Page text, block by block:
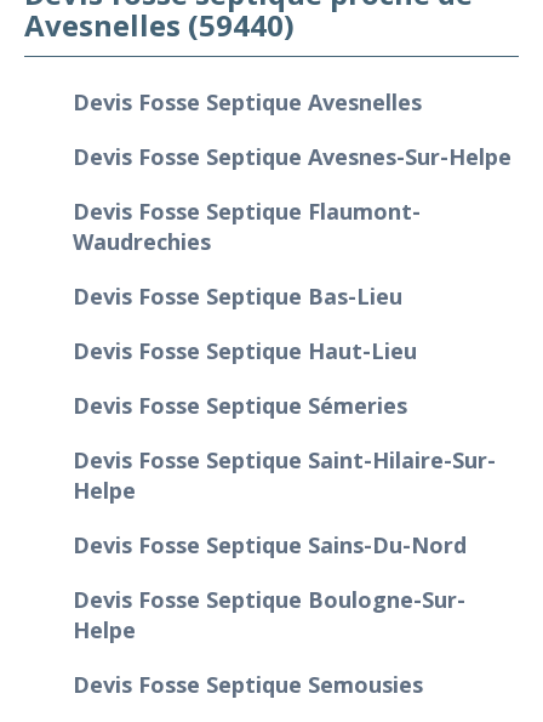
Avesnelles (59440)
Devis Fosse Septique Avesnelles
Devis Fosse Septique Avesnes-Sur-Helpe
Devis Fosse Septique Flaumont-
Waudrechies
Devis Fosse Septique Bas-Lieu
Devis Fosse Septique Haut-Lieu
Devis Fosse Septique Sémeries
Devis Fosse Septique Saint-Hilaire-Sur-
Helpe
Devis Fosse Septique Sains-Du-Nord
Devis Fosse Septique Boulogne-Sur-
Helpe
Devis Fosse Septique Semousies